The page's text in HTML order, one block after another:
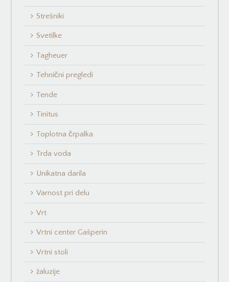
Strešniki
Svetilke
Tagheuer
Tehnični pregledi
Tende
Tinitus
Toplotna črpalka
Trda voda
Unikatna darila
Varnost pri delu
Vrt
Vrtni center Gašperin
Vrtni stoli
žaluzije